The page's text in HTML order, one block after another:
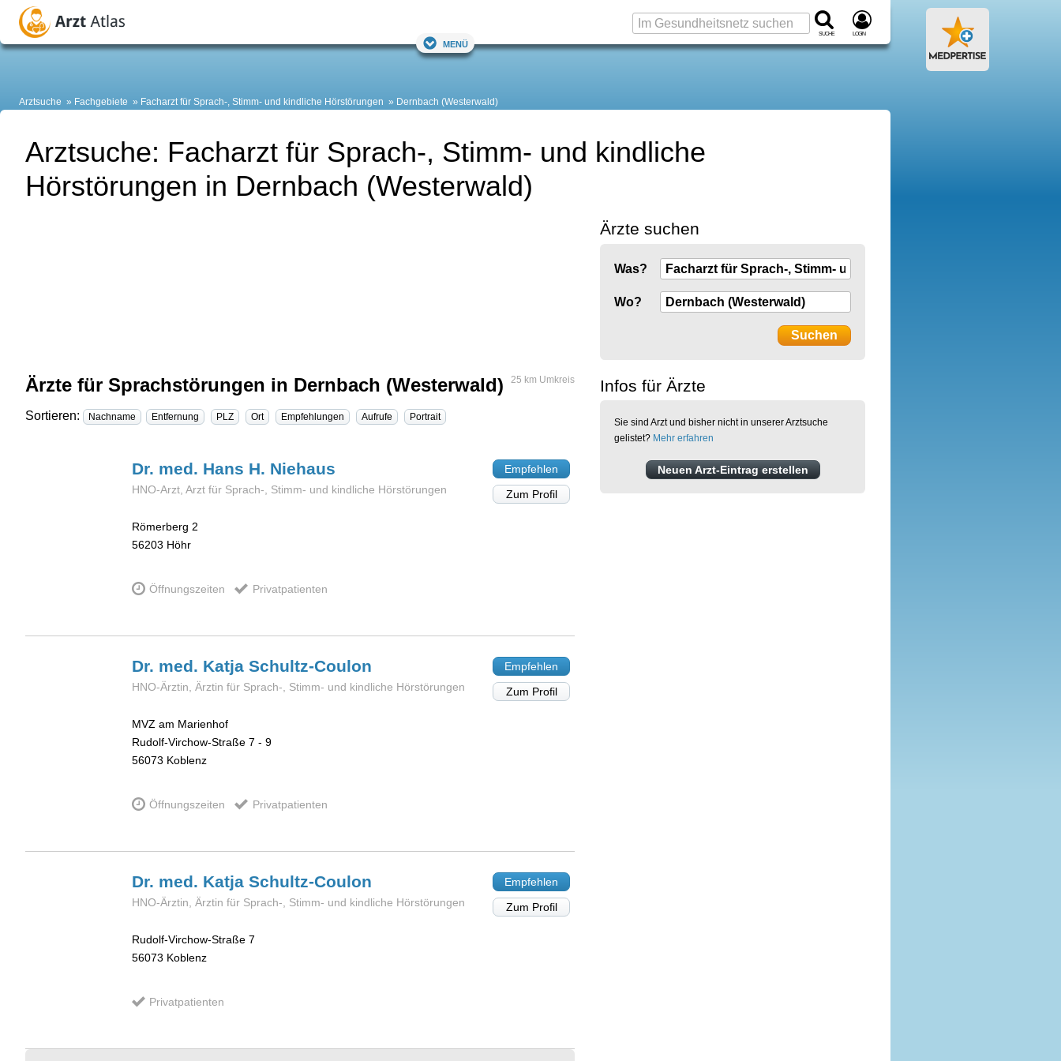
Suche Login
Menü
Arztsuche Fachgebiete Facharzt für Sprach-, Stimm- und kindliche Hörstörungen Dernbach (Westerwald)
Arztsuche: Facharzt für Sprach-, Stimm- und kindliche
Hörstörungen in Dernbach (Westerwald)
Ärzte für Sprachstörungen in Dernbach (Westerwald) 25 km Umkreis
Sortieren: Nachname Entfernung PLZ Ort Empfehlungen Aufrufe Portrait
Dr. med. Hans H. Niehaus
HNO-Arzt, Arzt für Sprach-, Stimm- und kindliche Hörstörungen
Römerberg 2
56203 Höhr
Öffnungszeiten Privatpatienten
Empfehlen
Zum Profil
Dr. med. Katja Schultz-Coulon
HNO-Ärztin, Ärztin für Sprach-, Stimm- und kindliche Hörstörungen
MVZ am Marienhof
Rudolf-Virchow-Straße 7 - 9
56073 Koblenz
Öffnungszeiten Privatpatienten
Empfehlen
Zum Profil
Dr. med. Katja Schultz-Coulon
HNO-Ärztin, Ärztin für Sprach-, Stimm- und kindliche Hörstörungen
Rudolf-Virchow-Straße 7
56073 Koblenz
Privatpatienten
Empfehlen
Zum Profil
Ärzte suchen
Was?
Wo?
Infos für Ärzte
Sie sind Arzt und bisher nicht in unserer Arztsuche
gelistet? Mehr erfahren
Neuen Arzt-Eintrag erstellen